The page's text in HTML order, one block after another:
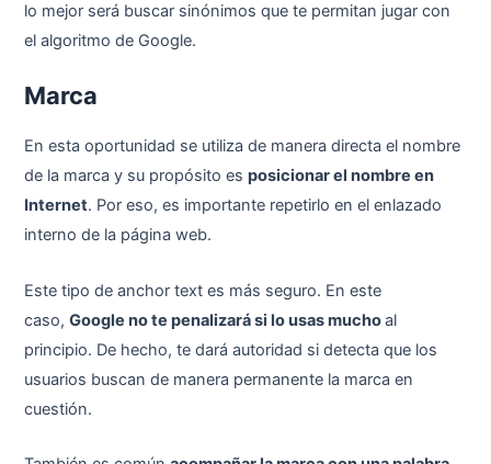
lo mejor será buscar sinónimos que te permitan jugar con
el algoritmo de Google.
Marca
En esta oportunidad se utiliza de manera directa el nombre
de la marca y su propósito esposicionar el nombre en
Internet. Por eso, es importante repetirlo en el enlazado
interno de la página web.
Este tipo de anchor text es más seguro. En este
caso,Google no te penalizará si lo usas muchoal
principio. De hecho, te dará autoridad si detecta que los
usuarios buscan de manera permanente la marca en
cuestión.